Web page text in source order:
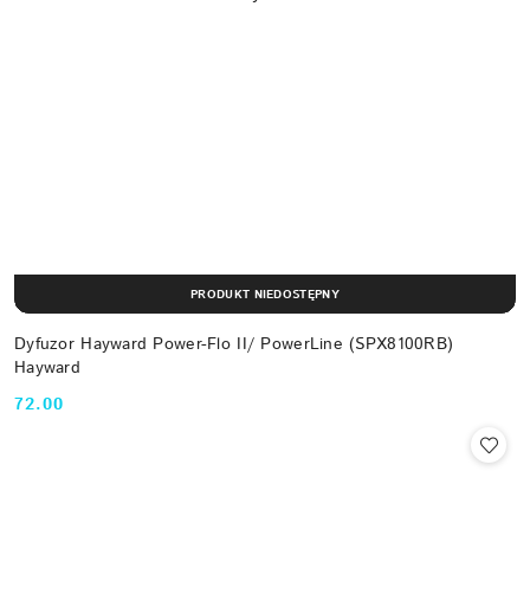
Dyfuzor Hayward Power-Flo II/ PowerLine (SPX8100RB)
Hayward
Cena:
72.00
PRODUKT NIEDOSTĘPNY